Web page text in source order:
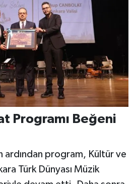
Programı Beğeni
ardından program, Kültür ve
Türk Dünyası Müzik